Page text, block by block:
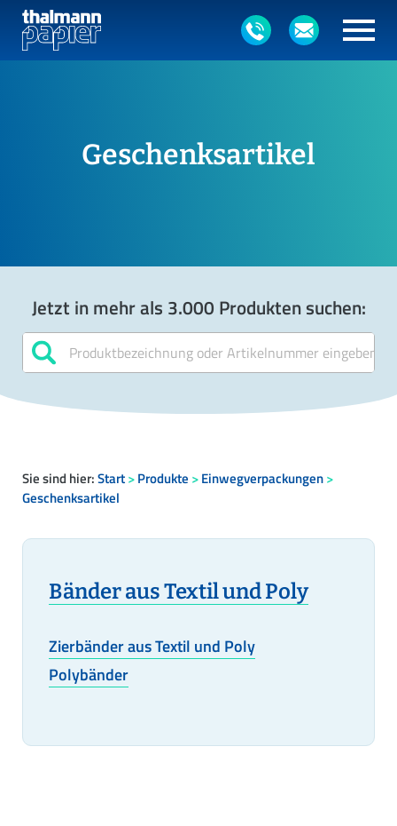
Geschenksartikel
Jetzt in mehr als 3.000 Produkten suchen:
Sie sind hier:Start>Produkte >Einwegverpackungen>
Geschenksartikel
Bänder aus Textil und Poly
Zierbänder aus Textil und Poly
Polybänder